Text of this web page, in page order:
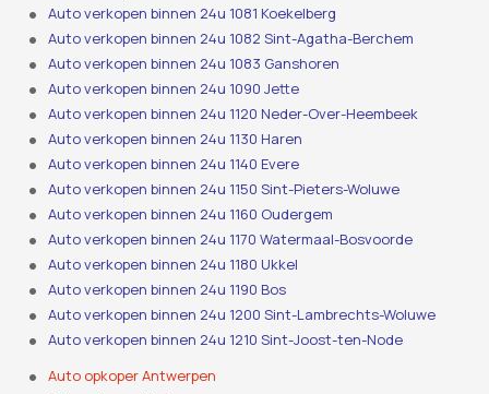
Auto verkopen binnen 24u 1081 Koekelberg
Auto verkopen binnen 24u 1082 Sint-Agatha-Berchem
Auto verkopen binnen 24u 1083 Ganshoren
Auto verkopen binnen 24u 1090 Jette
Auto verkopen binnen 24u 1120 Neder-Over-Heembeek
Auto verkopen binnen 24u 1130 Haren
Auto verkopen binnen 24u 1140 Evere
Auto verkopen binnen 24u 1150 Sint-Pieters-Woluwe
Auto verkopen binnen 24u 1160 Oudergem
Auto verkopen binnen 24u 1170 Watermaal-Bosvoorde
Auto verkopen binnen 24u 1180 Ukkel
Auto verkopen binnen 24u 1190 Bos
Auto verkopen binnen 24u 1200 Sint-Lambrechts-Woluwe
Auto verkopen binnen 24u 1210 Sint-Joost-ten-Node
Auto opkoper Antwerpen